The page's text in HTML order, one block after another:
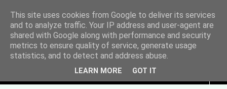
Manuela Sonntag
Bücher, Blogs & mehr
This site uses cookies from Google to deliver its services
and to analyze traffic. Your IP address and user-agent are
shared with Google along with performance and security
metrics to ensure quality of service, generate usage
statistics, and to detect and address abuse.
LEARN MORE GOT IT